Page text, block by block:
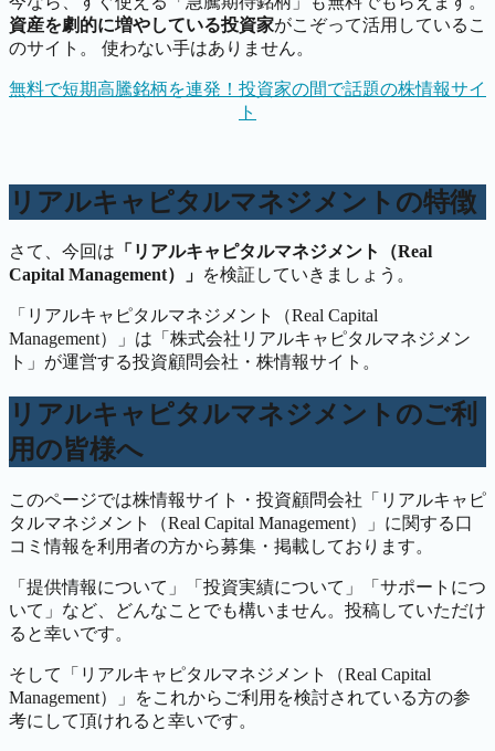
資産を劇的に増やしている投資家がこぞって活用しているこ
のサイト。 使わない手はありません。
無料で短期高騰銘柄を連発！投資家の間で話題の株情報サイ
ト
リアルキャピタルマネジメントの特徴
さて、今回は 「リアルキャピタルマネジメント（Real
Capital Management）」 を検証していきましょう。
「リアルキャピタルマネジメント（Real Capital
Management）」は「株式会社リアルキャピタルマネジメン
ト」が運営する投資顧問会社・株情報サイト。
リアルキャピタルマネジメントのご利
用の皆様へ
このページでは株情報サイト・投資顧問会社 「リアルキャピ
タルマネジメント（Real Capital Management）」 に関する口
コミ情報を利用者の方から募集・掲載しております。
「提供情報について」「投資実績について」「サポートにつ
いて」など、どんなことでも構いません。投稿していただけ
ると幸いです。
そして
「リアルキャピタルマネジメント（Real Capital
Management）」
をこれからご利用を検討されている方の参
考にして頂けれると幸いです。